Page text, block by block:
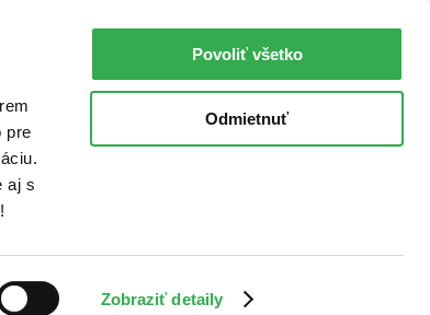
pre
aj s
Zobraziť detaily
Povoliť všetko
Odmietnuť